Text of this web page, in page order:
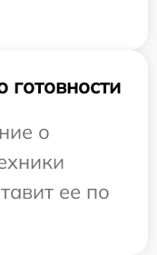
о
ее по